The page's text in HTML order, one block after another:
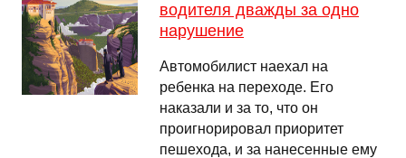
водителя дважды за одно
нарушение
Автомобилист наехал на
ребенка на переходе. Его
наказали и за то, что он
проигнорировал приоритет
пешехода, и за нанесенные ему